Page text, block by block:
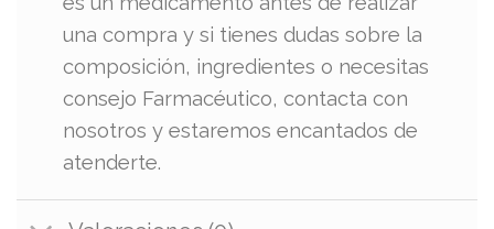
una compra y si tienes dudas sobre la
composición, ingredientes o necesitas
consejo Farmacéutico, contacta con
nosotros y estaremos encantados de
atenderte.